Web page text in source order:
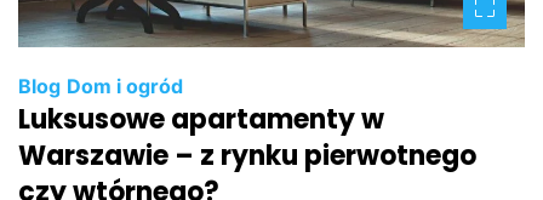
Blog Dom i ogród
Luksusowe apartamenty w
Warszawie – z rynku pierwotnego
czy wtórnego?